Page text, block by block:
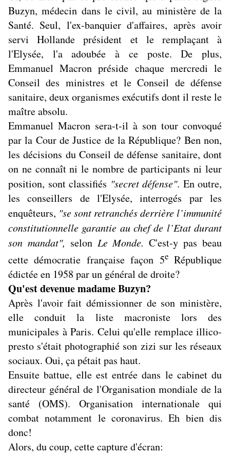
Buzyn, médecin dans le civil, au ministère de la
Santé. Seul, l'ex-banquier d'affaires, après avoir
servi Hollande président et le remplaçant à
l'Elysée, l'a adoubée à ce poste. De plus,
Emmanuel Macron préside chaque mercredi le
Conseil des ministres et le Conseil de défense
sanitaire, deux organismes exécutifs dont il reste le
maître absolu.
Emmanuel Macron sera-t-il à son tour convoqué
par la Cour de Justice de la République? Ben non,
les décisions du Conseil de défense sanitaire, dont
on ne connaît ni le nombre de participants ni leur
position, sont classifiés "secret défense". En outre,
les conseillers de l'Elysée, interrogés par les
enquêteurs, "se sont retranchés derrière l’immunité
constitutionnelle garantie au chef de l’Etat durant
son mandat", selon Le Monde.C'est-y pas beau
cette démocratie française façon 5eRépublique
édictée en 1958 par un général de droite?
Qu'est devenue madame Buzyn?
Après l'avoir fait démissionner de son ministère,
elle conduit la liste macroniste lors des
municipales à Paris. Celui qu'elle remplace illico-
presto s'était photographié son zizi sur les réseaux
sociaux. Oui, ça pétait pas haut.
Ensuite battue, elle est entrée dans le cabinet du
directeur général de l'Organisation mondiale de la
santé (OMS). Organisation internationale qui
combat notamment le coronavirus. Eh bien dis
donc!
Alors, du coup, cette capture d'écran: